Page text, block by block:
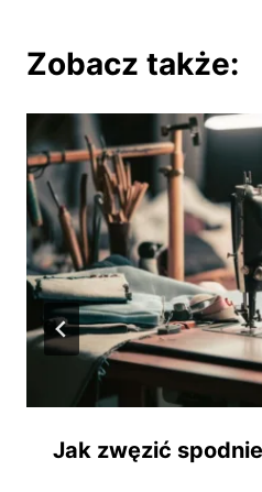
Zobacz także:
Jak zwęzić